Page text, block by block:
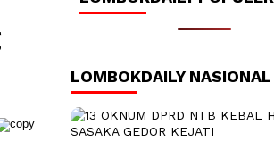
LOMBOKDAILY NASIONAL